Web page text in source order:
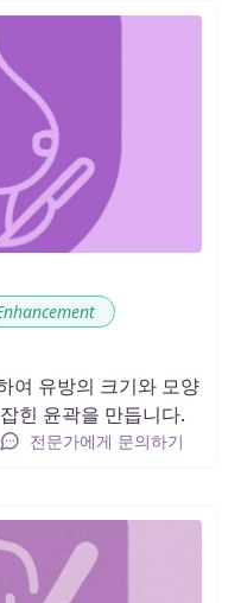
여 유방의 크기와 모양
힌 윤곽을 만듭니다.
전문가에게 문의하기